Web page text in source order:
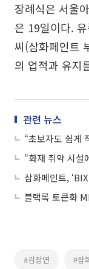
장례식은 서울
은 19일이다.
씨(삼화페인트
의 업적과 유지
관련 뉴스
블랙록 토큰화
#김장연 #삼